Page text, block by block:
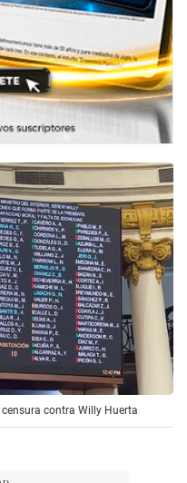
contra Willy Huerta